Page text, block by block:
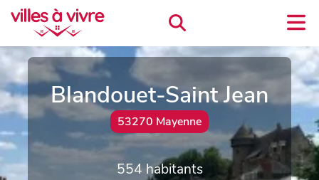
Blandouet-Saint Jean
53270 Mayenne
554 habitants